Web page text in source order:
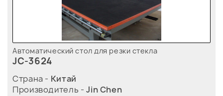
Автоматический стол для резки стекла
JC-3624
Страна - Китай
Производитель -Jin Chen